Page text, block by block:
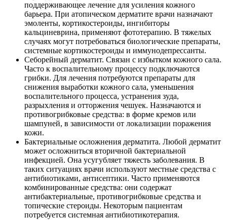
поддерживающее лечение для усиления кожного
барьера. При атопическом дерматите врачи назначают
эмоленты, кортикостероиды, ингибиторы
кальциневрина, применяют фототерапию. В тяжелых
случаях могут потребоваться биологические препараты,
системные кортикостероиды и иммунодепрессанты.
Себорейный дерматит. Связан с избытком кожного сала.
Часто к воспалительному процессу подключаются
грибки. Для лечения потребуются препараты для
снижения выработки кожного сала, уменьшения
воспалительного процесса, устранения зуда,
разрыхления и отторжения чешуек. Назначаются и
противогрибковые средства: в форме кремов или
шампуней, в зависимости от локализации поражения
кожи.
Бактериальные осложнения дерматита. Любой дерматит
может осложниться вторичной бактериальной
инфекцией. Она усугубляет тяжесть заболевания. В
таких ситуациях врачи используют местные средства с
антибиотиками, антисептики. Часто применяются
комбинированные средства: они содержат
антибактериальные, противогрибковые средства и
топические стероиды. Некоторым пациентам
потребуется системная антибиотикотерапия.